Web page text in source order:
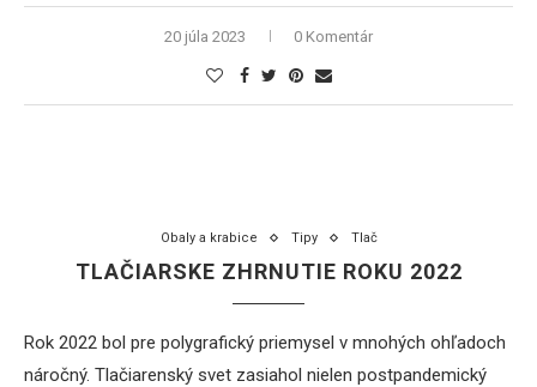
20 júla 2023 0 Komentár
Obaly a krabice Tipy Tlač
TLAČIARSKE ZHRNUTIE ROKU 2022
Rok 2022 bol pre polygrafický priemysel v mnohých ohľadoch
náročný. Tlačiarenský svet zasiahol nielen postpandemický